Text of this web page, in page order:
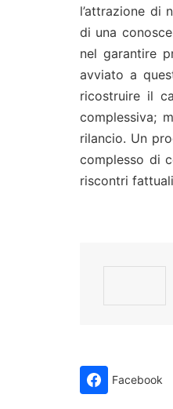
l’attrazione di
di una
nel garantire
avviato a
ricostruire il
complessiva;
rilancio. Un
complesso di
riscontri
Facebook